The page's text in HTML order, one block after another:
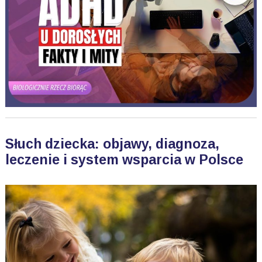
Słuch dziecka: objawy, diagnoza,
leczenie i system wsparcia w Polsce